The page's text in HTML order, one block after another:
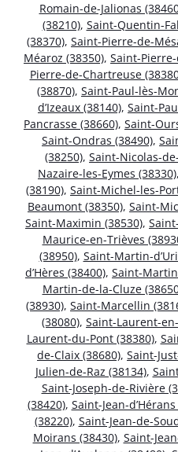
Romain-de-Jalionas
(38210), Saint-Quentin-
(38370), Saint-Pierre-de-
Méaroz (38350), Saint-
Pierre-de-Chartreuse
(38870), Saint-Paul-lès-
d’Izeaux (38140), Saint-
Pancrasse (38660), Saint-
Saint-Ondras (38490),
(38250), Saint-Nicolas-
Nazaire-les-Eymes (38330),
(38190), Saint-Michel-les-
Beaumont (38350), Saint-
Saint-Maximin (38530),
Maurice-en-Trièves
(38950), Saint-Martin-
d’Hères (38400), Saint-
Martin-de-la-Cluze
(38930), Saint-Marcellin
(38080), Saint-Laurent-
Laurent-du-Pont (38380),
de-Claix (38680), Saint-
Julien-de-Raz (38134),
Saint-Joseph-de-Rivière
(38420), Saint-Jean-
(38220), Saint-Jean-de-
Moirans (38430), Saint-